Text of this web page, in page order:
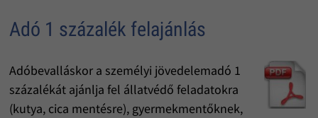
Adó 1 százalék felajánlás
Adóbevalláskor a személyi jövedelemadó 1
százalékát ajánlja fel állatvédő feladatokra
(kutya, cica mentésre), gyermekmentőknek,